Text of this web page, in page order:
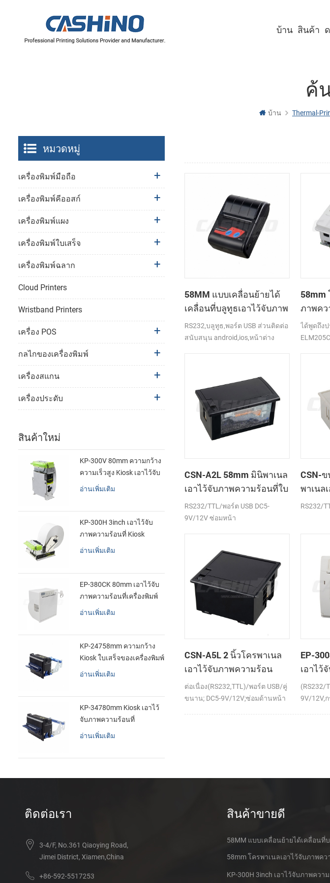
บ้าน สินค้า
ค้
บ้าน Thermal-
58MM แบบเคลื่อนย้ายได้
เคลื่อนที่บลูทูธเอาไว้จับภาพ
ความร้อนที่เครื่องพิมพ์
PTP-ฉัน
RS232,บลูทูธ,พอร์ต USB ส่วนติดต่อ
สนับสนุน android,ios,หน้าต่าง
58mm
ภาพคว
เครื่อง
ได้พูดถึง
CSN-A2L 58mm มินิพาเนล
เอาไว้จับภาพความร้อนที่ใบ
เสร็จของเครื่องพิมพ์
RS232/TTL/พอร์ต USB DC5-
9V/12V ซ่อมหน้า
CSN-
พาเนล
ร้อนที่ใ
RS232/
CSN-A5L 2 นิ้วโครพาเนล
เอาไว้จับภาพความร้อน
ทำการเมานท์ใบเสร็จของ
เครื่องพิมพ์
ต่อเนื่อง(RS232,TTL)/พอร์ต USB/คู่
ขนาน; DC5-9V/12V;ซ่อมด้านหน้า
EP-
เอาไว้
ทำการ
เครื่อง
(RS232/
9V/12V,
หมวดหมู่
เครื่องพิมพ์มือถือ
เครื่องพิมพ์คีออสก์
เครื่องพิมพ์แผง
เครื่องพิมพ์ใบเสร็จ
เครื่องพิมพ์ฉลาก
Cloud Printers
Wristband Printers
เครื่อง POS
กลไกของเครื่องพิมพ์
เครื่องสแกน
เครื่องประดับ
สินค้าใหม่
KP-300V 80mm ความกว้าง
ความเร็วสูง Kiosk เอาไว้จับ
ภาพความร้อนที่เครื่องพิมพ์
อ่านเพิ่มเติม
KP-300H 3inch เอาไว้จับ
ภาพความร้อนที่ Kiosk
เครื่องพิมพ์ศูนย์ควบคุม kde
อ่านเพิ่มเติม
EP-380CK 80mm เอาไว้จับ
ภาพความร้อนที่เครื่องพิมพ์
ด้วปิดล็อค
อ่านเพิ่มเติม
KP-24758mm ความกว้าง
Kiosk ใบเสร็จของเครื่องพิมพ์
อ่านเพิ่มเติม
KP-34780mm Kiosk เอาไว้
จับภาพความร้อนที่
เครื่องพิมพ์
อ่านเพิ่มเติม
ติดต่อเรา
3-4/F, No.361 Qiaoying Road,
Jimei District, Xiamen,China
+86-592-5517253
สินค้าขายดี